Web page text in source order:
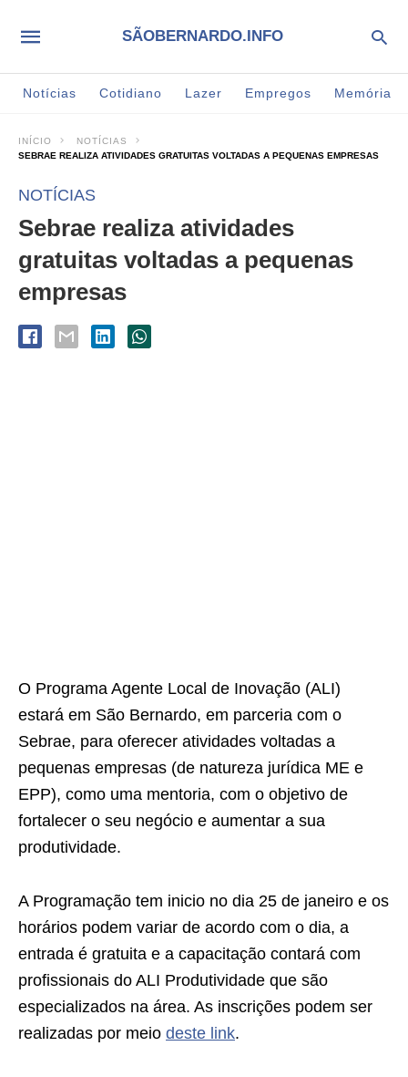
SÃOBERNARDO.INFO
Notícias Cotidiano Lazer Empregos Memória
INÍCIO
NOTÍCIAS
SEBRAE REALIZA ATIVIDADES GRATUITAS VOLTADAS A PEQUENAS EMPRESAS
NOTÍCIAS
Sebrae realiza atividades
gratuitas voltadas a pequenas
empresas
O Programa Agente Local de Inovação (ALI)
estará em São Bernardo, em parceria com o
Sebrae, para oferecer atividades voltadas a
pequenas empresas (de natureza jurídica ME e
EPP), como uma mentoria, com o objetivo de
fortalecer o seu negócio e aumentar a sua
produtividade.
A Programação tem inicio no dia 25 de janeiro e os
horários podem variar de acordo com o dia, a
entrada é gratuita e a capacitação contará com
profissionais do ALI Produtividade que são
especializados na área. As inscrições podem ser
realizadas por meio deste link.